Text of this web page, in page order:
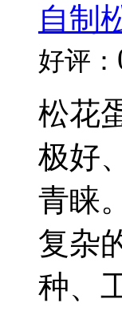
自制
好评：
松花
极好
青睐
复杂
种、